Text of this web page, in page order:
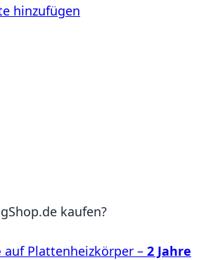
hinzufügen
kaufen?
auf Plattenheizkörper – 2 Jahre